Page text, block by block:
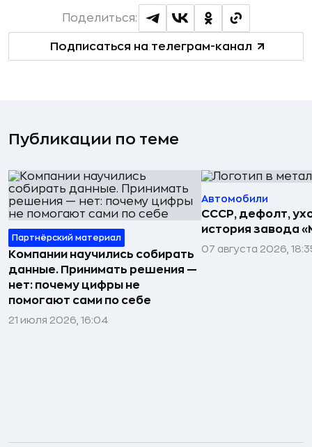
Подписаться на телеграм-канал
Поделиться:
Публикации по теме
Партнёрский материал
Компании научились собирать
данные. Принимать решения —
нет: почему цифры не
помогают сами по себе
21 июля 2026, 16:04
Автомобили
СССР, дефолт,
история завода
07 августа 2026,